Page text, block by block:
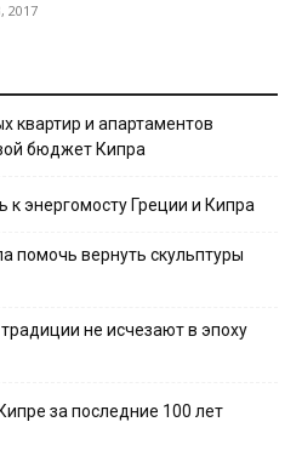
2017
квартир и апартаментов
бюджет Кипра
энергомосту Греции и Кипра
помочь вернуть скульптуры
не исчезают в эпоху
за последние 100 лет